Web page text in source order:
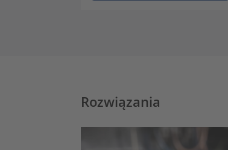
Rozwiązania